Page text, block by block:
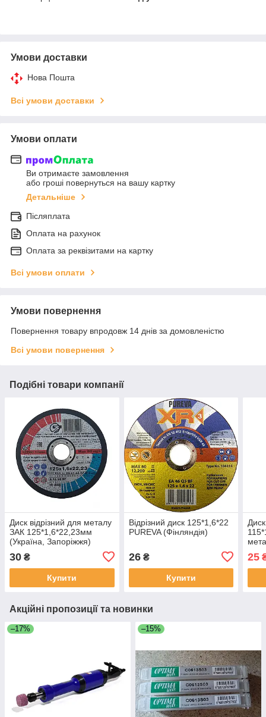
Умови доставки
Нова Пошта
Всі умови доставки
Умови оплати
Ви отримаєте замовлення
або гроші повернуться на вашу картку
Детальніше
Післяплата
Оплата на рахунок
Оплата за реквізитами на картку
Всі умови оплати
Умови повернення
Повернення товару впродовж 14 днів за домовленістю
Всі умови повернення
Подібні товари компанії
Диск відрізний для металу
ЗАК 125*1,6*22,23мм
(Україна, Запоріжжя)
30 ₴
Купити
Відрізний диск 125*1,6*22
PUREVA (Фінляндія)
26₴
Купити
25
Акційні пропозиції та новинки
–17% –15%